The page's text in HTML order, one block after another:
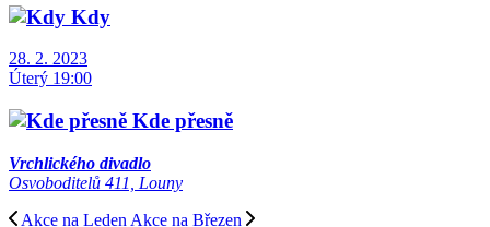
Kdy
28. 2. 2023
Úterý 19:00
Kde přesně
Vrchlického divadlo
Osvoboditelů 411, Louny
Akce na Leden Akce na Březen